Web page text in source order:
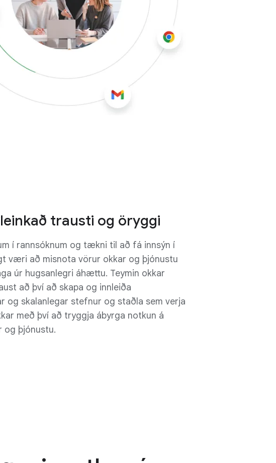
trausti og öryggi
í rannsóknum og tækni til að fá innsýn í
væri að misnota vörur okkar og þjónustu
úr hugsanlegri áhættu. Teymin okkar
að því að skapa og innleiða
og skalanlegar stefnur og staðla sem verja
með því að tryggja ábyrga notkun á
og þjónustu.